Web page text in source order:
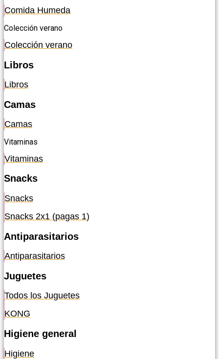
Comida Humeda
Colección verano
Colección verano
Libros
Libros
Camas
Camas
Vitaminas
Vitaminas
Snacks
Snacks
Snacks 2x1 (pagas 1)
Antiparasitarios
Antiparasitarios
Juguetes
Todos los Juguetes
KONG
Higiene general
Higiene